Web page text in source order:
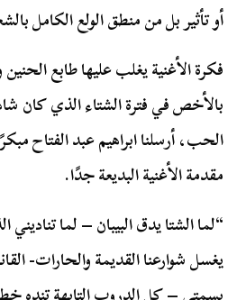
أو تأثير بل من منطق الولع الكامل
فكرة الأغنية يغلب عليها طابع
بالأخص في فترة الشتاء الذي كان
الحب، أرسلنا ابراهيم عبد الفتاح
مقدمة الأغنية البديعة جدًا.
“لما الشتا يدق البيبان – لما
يغسل شوارعنا القديمة والحارات-